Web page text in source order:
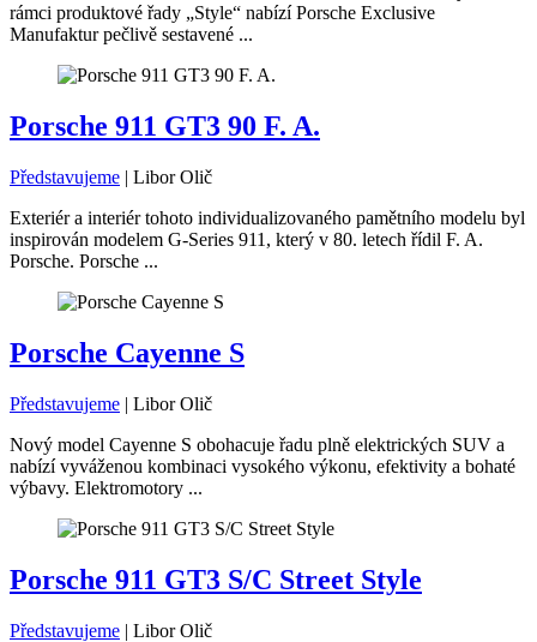
rámci produktové řady „Style“ nabízí Porsche Exclusive
Manufaktur pečlivě sestavené ...
Porsche 911 GT3 90 F. A.
Představujeme | Libor Olič
Exteriér a interiér tohoto individualizovaného pamětního modelu byl
inspirován modelem G-Series 911, který v 80. letech řídil F. A.
Porsche. Porsche ...
Porsche Cayenne S
Představujeme | Libor Olič
Nový model Cayenne S obohacuje řadu plně elektrických SUV a
nabízí vyváženou kombinaci vysokého výkonu, efektivity a bohaté
výbavy. Elektromotory ...
Porsche 911 GT3 S/C Street Style
Představujeme | Libor Olič